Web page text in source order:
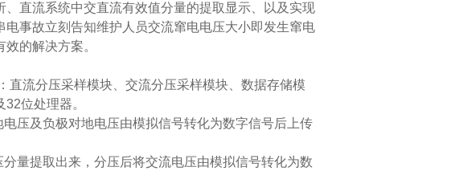
直流系统中交直流有效值分量的提取显示、以及实现
事故立刻告知维护人员交流窜电电压大小即发生窜电
的解决方案。
直流分压采样模块、交流分压采样模块、数据存储模
32位处理器。
压及负极对地电压由模拟信号转化为数字信号后上传
量提取出来，分压后将交流电压由模拟信号转化为数